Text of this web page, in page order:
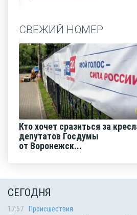
СВЕЖИЙ НОМЕР
Кто хочет сразиться за
депутатов Госдумы
от Воронежск...
СЕГОДНЯ
17:57 Происшествия